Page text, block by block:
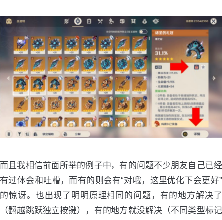
而且我相信前面所举的例子中，有的问题不少朋友自己已经
有过体会和吐槽，而有的则会有“对哦，这里优化下会更好”
的惊讶。也出现了明明原理相同的问题，有的地方解决了
（翻越跳跃独立按键），有的地方就没解决（不同类型标记